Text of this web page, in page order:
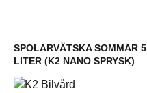
SPOLARVÄTSKA SOMMAR 5
LITER (K2 NANO SPRYSK)